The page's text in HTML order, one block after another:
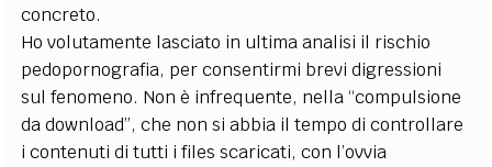
concreto.
Ho volutamente lasciato in ultima analisi il rischio
pedopornografia, per consentirmi brevi digressioni
sul fenomeno. Non è infrequente, nella “compulsione
da download”, che non si abbia il tempo di controllare
i contenuti di tutti i files scaricati, con l’ovvia